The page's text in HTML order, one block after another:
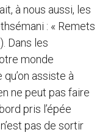
à nous aussi, les
: « Remets
Dans les
monde
assiste à
ne peut pas faire
pris l’épée
pas de sortir